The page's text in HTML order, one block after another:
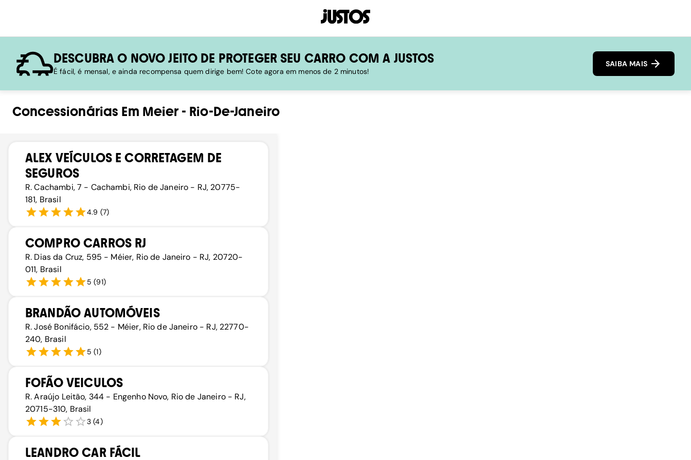
DESCUBRA O NOVO JEITO DE PROTEGER SEU CARRO COM A JUSTOS
É fácil, é mensal, e ainda recompensa quem dirige bem! Cote agora em menos de 2 minutos!
SAIBA MAIS
Concessionárias Em Meier- Rio-De-Janeiro
ALEX VEÍCULOS E CORRETAGEM DE
SEGUROS
R. Cachambi, 7 - Cachambi, Rio de Janeiro - RJ, 20775-
181, Brasil
4.9 (7)
COMPRO CARROS RJ
R. Dias da Cruz, 595 - Méier, Rio de Janeiro - RJ, 20720-
011, Brasil
5 (91)
BRANDÃO AUTOMÓVEIS
R. José Bonifácio, 552 - Méier, Rio de Janeiro - RJ, 22770-
240, Brasil
5 (1)
FOFÃO VEICULOS
R. Araújo Leitão, 344 - Engenho Novo, Rio de Janeiro - RJ,
20715-310, Brasil
3 (4)
LEANDRO CAR FÁCIL